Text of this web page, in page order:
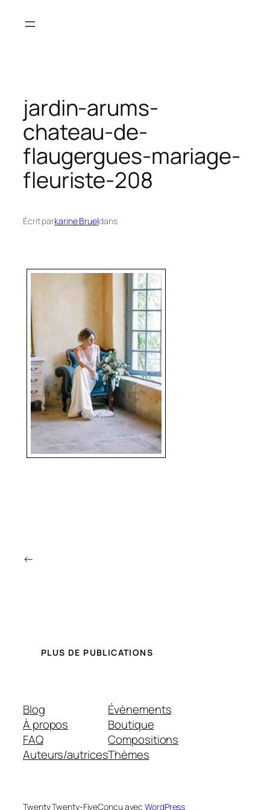
jardin-arums-
chateau-de-
flaugergues-mariage-
fleuriste-208
Écrit parkarine Brueldans
←
PLUS DE PUBLICATIONS
Blog
À propos
FAQ
Auteurs/autrices
Évènements
Boutique
Compositions
Thèmes
Twenty Twenty-FiveConçu avecWordPress